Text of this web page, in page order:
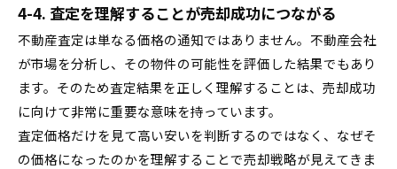
4-4. 査定を理解することが売却成功につながる
不動産査定は単なる価格の通知ではありません。不動産会社
が市場を分析し、その物件の可能性を評価した結果でもあり
ます。そのため査定結果を正しく理解することは、売却成功
に向けて非常に重要な意味を持っています。
査定価格だけを見て高い安いを判断するのではなく、なぜそ
の価格になったのかを理解することで売却戦略が見えてきま